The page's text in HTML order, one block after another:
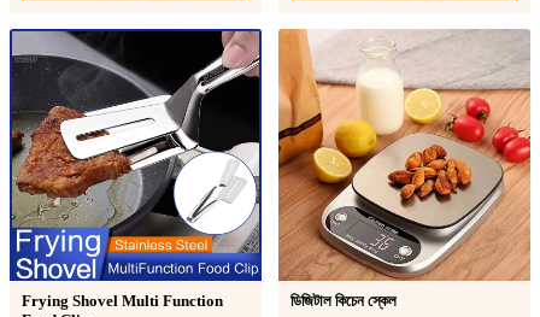
Frying Shovel Multi Function
ডিজিটাল কিচেন স্কেল